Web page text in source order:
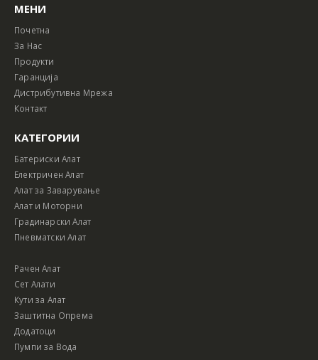
МЕНИ
Почетна
За Нас
Продукти
Гаранција
Дистрибутивна Мрежа
Контакт
КАТЕГОРИИ
Батериски Алат
Електричен Алат
Алат за Заварување
Алат и Моторни
Градинарски Алат
Пневматски Алат
Рачен Алат
Сет Алати
Кути за Алат
Заштитна Опрема
Додатоци
Пумпи за Вода